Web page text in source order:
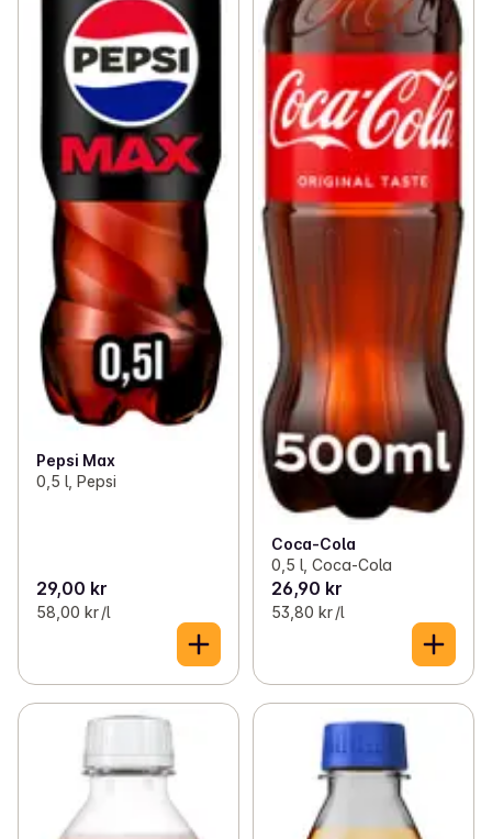
Pepsi Max
0,5 l, Pepsi
29,00 kr
58,00 kr /l
Coca-Cola
0,5 l, Coca-Cola
26,90 kr
53,80 kr /l